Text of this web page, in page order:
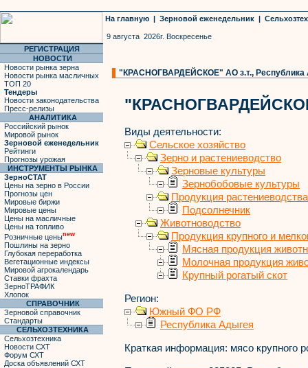
На главную | Зерновой еженедельник |
9 августа 2026г. Воскресенье
РЕГИСТРАЦИЯ
НОВОСТИ
Новости рынка зерна
Новости рынка масличных
ТОП 20
Тендеры
Новости законодательства
Пресс-релизы
АНАЛИТИКА
Российский рынок
Мировой рынок
Зерновой еженедельник
Рейтинги
Прогнозы урожая
ИНСТРУМЕНТЫ РЫНКА
ЗерноСТАТ
Цены на зерно в России
Прогнозы цен
Мировые биржи
Мировые цены
Цены на масличные
Цены на топливо
Розничные ценыnew
Пошлины на зерно
Глубокая переработка
Вегетационные индексы
Мировой агрокалендарь
Ставки фрахта
ЗерноТРАФИК
Хлопок
СПРАВОЧНИК
Зерновой справочник
Стандарты
СЕЛЬХОЗТЕХНИКА
Сельхозтехника
Новости СХТ
Форум СХТ
Доска объявлений СХТ
"КРАСНОГВАРДЕЙСКОЕ" АО з.т., Республика
Виды деятельности:
Сельское хозяйство
Зерно и растениеводство
Зерновые культуры
Зернобобовые культуры
Продукция растениеводства
Подсолнечник
Животноводство
Продукция крупного и
Мясная продукция
Молочная продукция
Крупный рогатый скот
Регион:
Южный ФО РФ
Республика Адыгея
Краткая информация: мясо крупного